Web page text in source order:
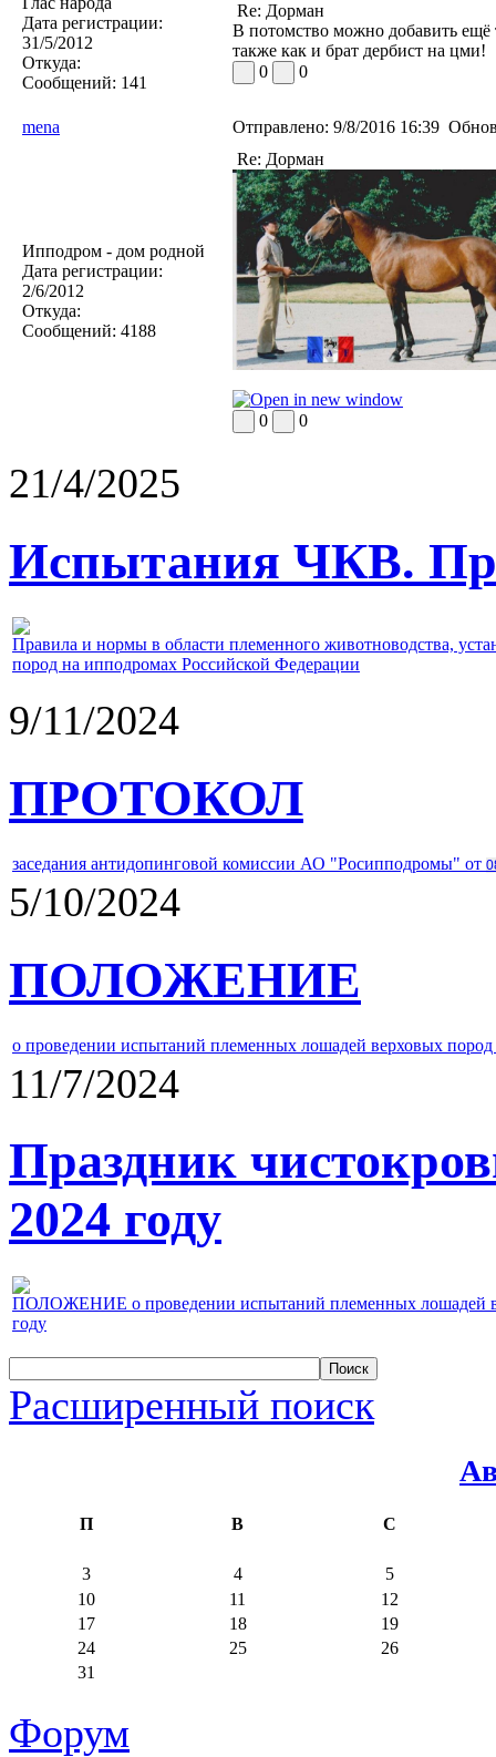
Дата регистрации:
31/5/2012
Откуда:
Сообщений: 141
Re: Дорман
В потомство можно добавить ещё
также как и брат дербист на цми!
0
0
mena Отправлено: 9/8/2016 16:39
Ипподром - дом родной
Дата регистрации:
2/6/2012
Откуда:
Сообщений: 4188
Re: Дорман
0 0
21/4/2025
Испытания ЧКВ.
Правила и нормы в области племенного животноводства,
пород на ипподромах Российской Федерации
9/11/2024
ПРОТОКОЛ
заседания антидопинговой комиссии АО "Росипподромы" от
5/10/2024
ПОЛОЖЕНИЕ
о проведении испытаний племенных лошадей верховых
11/7/2024
Праздник
2024 году
ПОЛОЖЕНИЕ о проведении испытаний племенных лошадей
году
Расширенный поиск
П В С
3 4
5
10
11
12
17
18
19
24
25
26
31
Форум